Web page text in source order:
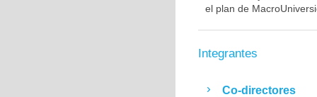
el plan de
Integrantes
Co-directores